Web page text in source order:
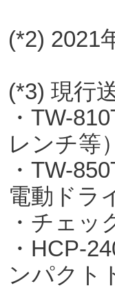
(*2) 2021
(*3) 現行
・TW-
レンチ等
・TW-
電動ドラ
・チェ
・HCP-
ンパクト